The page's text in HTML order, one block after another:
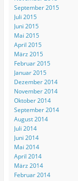
September 2015
Juli 2015
Juni 2015
Mai 2015
April 2015
März 2015
Februar 2015
Januar 2015
Dezember 2014
November 2014
Oktober 2014
September 2014
August 2014
Juli 2014
Juni 2014
Mai 2014
April 2014
März 2014
Februar 2014